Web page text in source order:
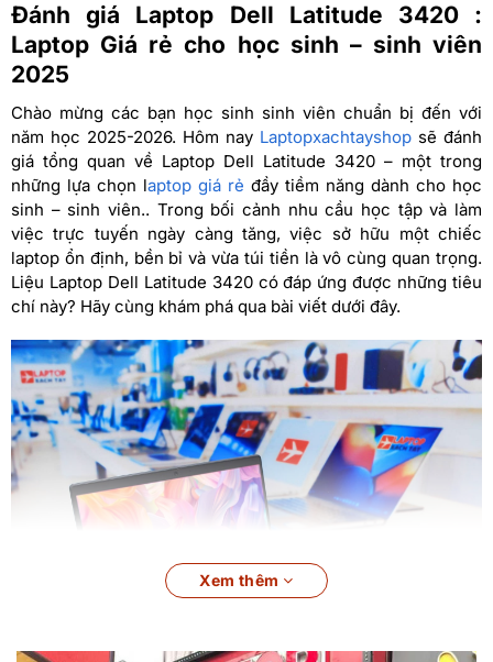
Đánh giá Laptop Dell Latitude 3420 :
Laptop Giá rẻ cho học sinh – sinh viên
2025
Chào mừng các bạn học sinh sinh viên chuẩn bị đến với
năm học 2025-2026. Hôm nay Laptopxachtayshop sẽ đánh
giá tổng quan về Laptop Dell Latitude 3420 – một trong
những lựa chọn laptop giá rẻ đầy tiềm năng dành cho học
sinh – sinh viên.. Trong bối cảnh nhu cầu học tập và làm
việc trực tuyến ngày càng tăng, việc sở hữu một chiếc
laptop ổn định, bền bỉ và vừa túi tiền là vô cùng quan trọng.
Liệu Laptop Dell Latitude 3420 có đáp ứng được những tiêu
chí này? Hãy cùng khám phá qua bài viết dưới đây.
Xem thêm